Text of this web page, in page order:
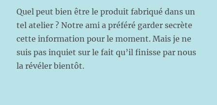
Quel peut bien être le produit fabriqué dans un
tel atelier ? Notre ami a préféré garder secrète
cette information pour le moment. Mais je ne
suis pas inquiet sur le fait qu’il finisse par nous
la révéler bientôt.